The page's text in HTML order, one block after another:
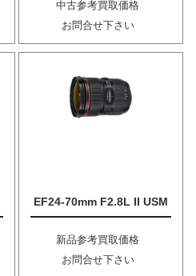
中古参考買取価格
お問合せ下さい
EF24-70mm F2.8L II USM
新品参考買取価格
お問合せ下さい